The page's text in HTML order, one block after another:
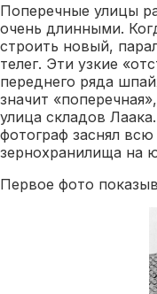
Поперечные улицы
очень длинными.
строить новый,
телег. Эти узкие
переднего ряда
значит
улица складов
фотограф заснял
зернохранилища на
Первое фото